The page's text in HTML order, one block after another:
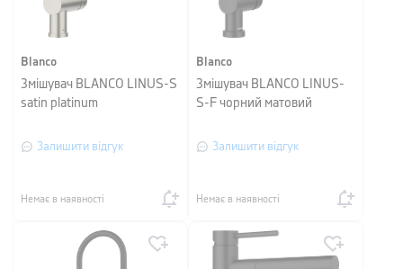
Blanco
Змішувач BLANCO LINUS-S
satin platinum
Залишити відгук
Немає в наявності
Blanco
Змішувач BLANCO LINUS-
S-F чорний матовий
Залишити відгук
Немає в наявності